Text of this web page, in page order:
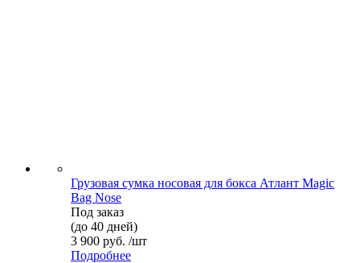
Грузовая сумка носовая для бокса Атлант Magic
Bag Nose
Под заказ
(до 40 дней)
3 900 руб. /шт
Подробнее